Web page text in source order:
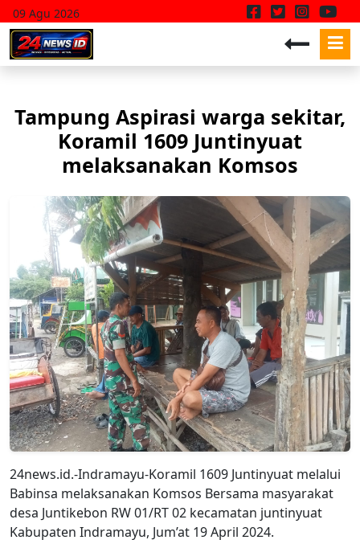
09 Agu 2026
Tampung Aspirasi warga sekitar,
Koramil 1609 Juntinyuat
melaksanakan Komsos
24news.id.-Indramayu-Koramil 1609 Juntinyuat melalui
Babinsa melaksanakan Komsos Bersama masyarakat
desa Juntikebon RW 01/RT 02 kecamatan juntinyuat
Kabupaten Indramayu, Jum’at 19 April 2024.